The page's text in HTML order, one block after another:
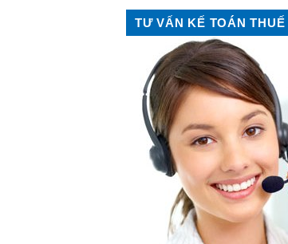
TƯ VẤN KẾ TOÁN THUẾ